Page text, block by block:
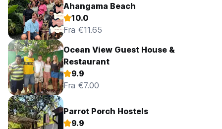
Ahangama Beach
10.0
Fra €11.65
Ocean View Guest House &
Restaurant
9.9
Fra €7.00
Parrot Porch Hostels
9.9